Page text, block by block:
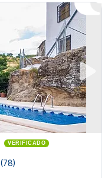
VERIFICADO
(78)